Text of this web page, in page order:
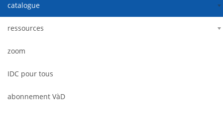
catalogue
ressources
zoom
IDC pour tous
abonnement VàD